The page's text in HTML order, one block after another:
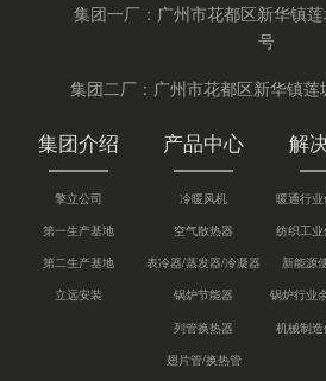
集团一厂：广州市花都区新华镇
号
集团二厂：广州市花都区新华镇
集团介绍
擎立公司
第一生产基地
第二生产基地
立远安装
产品中心
冷暖风机
空气散热器
表冷器/蒸发器/冷凝器
锅炉节能器
列管换热器
翅片管/换热管
解
暖通行
纺织工
新能源
锅炉行业
机械制